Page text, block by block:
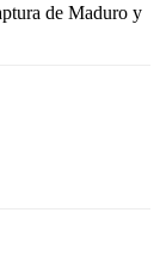
de Maduro y